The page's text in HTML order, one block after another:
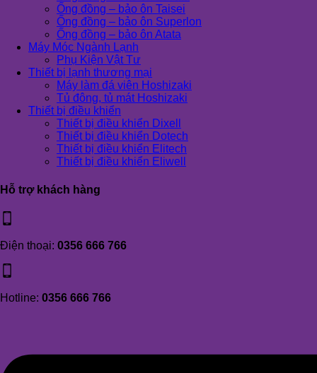
Ống đồng – bảo ôn Taisei
Ống đồng – bảo ôn Superlon
Ống đồng – bảo ôn Atata
Máy Móc Ngành Lạnh
Phụ Kiện Vật Tư
Thiết bị lạnh thương mại
Máy làm đá viên Hoshizaki
Tủ đông, tủ mát Hoshizaki
Thiết bị điều khiển
Thiết bị điều khiển Dixell
Thiết bị điều khiển Dotech
Thiết bị điều khiển Elitech
Thiết bị điều khiển Eliwell
Hỗ trợ khách hàng
Điện thoại: 0356 666 766
Hotline: 0356 666 766